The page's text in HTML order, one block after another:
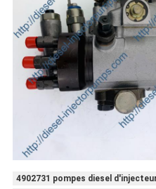
4902731 pompes diesel